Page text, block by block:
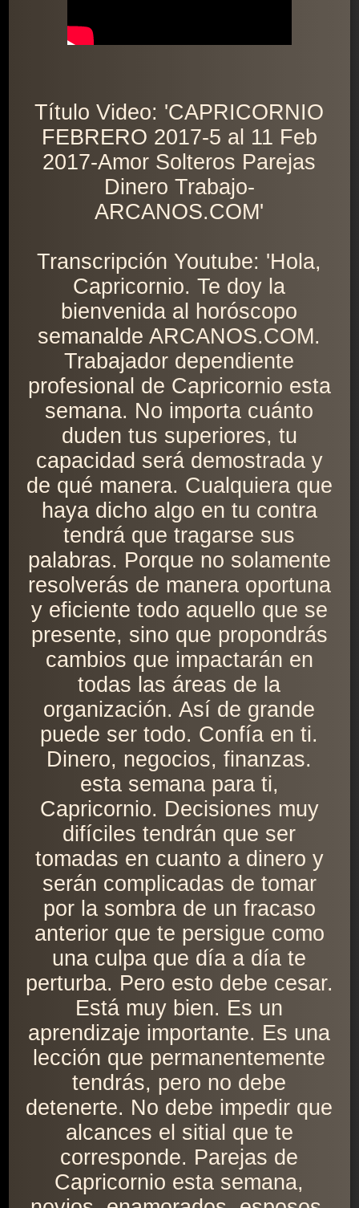
Título Video: 'CAPRICORNIO
FEBRERO 2017-5 al 11 Feb
2017-Amor Solteros Parejas
Dinero Trabajo-
ARCANOS.COM'
Transcripción Youtube: 'Hola,
Capricornio. Te doy la
bienvenida al horóscopo
semanalde ARCANOS.COM.
Trabajador dependiente
profesional de Capricornio esta
semana. No importa cuánto
duden tus superiores, tu
capacidad será demostrada y
de qué manera. Cualquiera que
haya dicho algo en tu contra
tendrá que tragarse sus
palabras. Porque no solamente
resolverás de manera oportuna
y eficiente todo aquello que se
presente, sino que propondrás
cambios que impactarán en
todas las áreas de la
organización. Así de grande
puede ser todo. Confía en ti.
Dinero, negocios, finanzas.
esta semana para ti,
Capricornio. Decisiones muy
difíciles tendrán que ser
tomadas en cuanto a dinero y
serán complicadas de tomar
por la sombra de un fracaso
anterior que te persigue como
una culpa que día a día te
perturba. Pero esto debe cesar.
Está muy bien. Es un
aprendizaje importante. Es una
lección que permanentemente
tendrás, pero no debe
detenerte. No debe impedir que
alcances el sitial que te
corresponde. Parejas de
Capricornio esta semana,